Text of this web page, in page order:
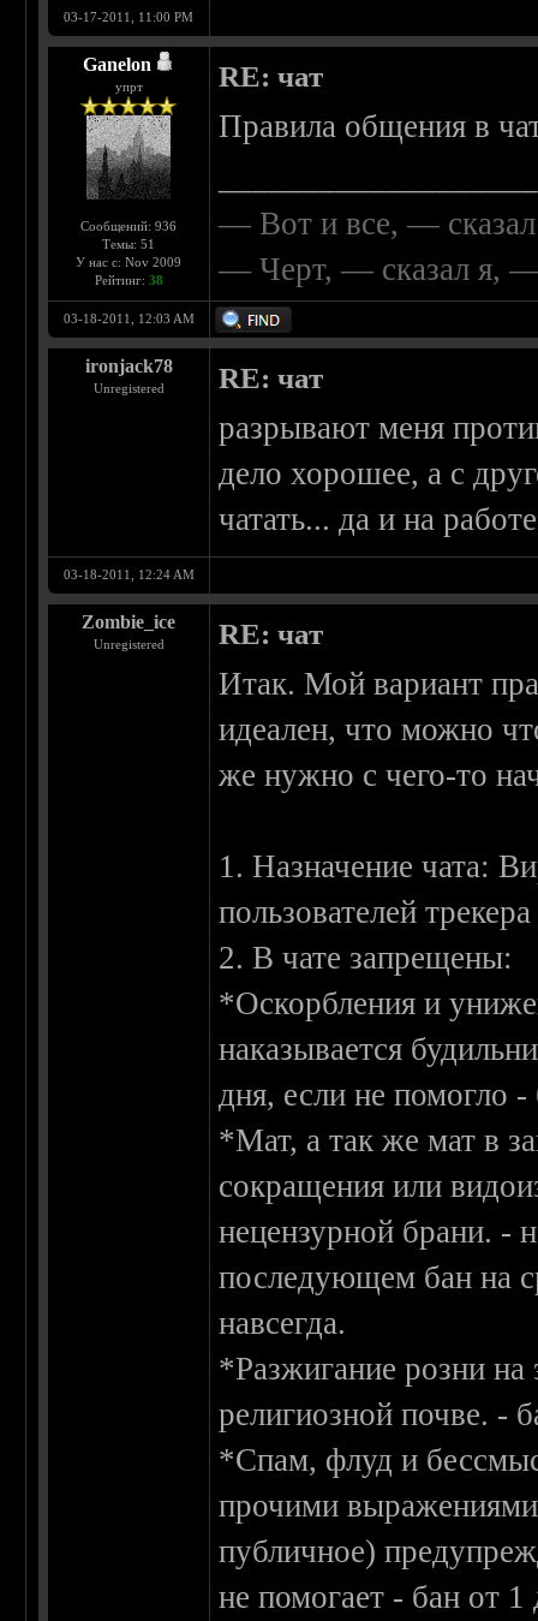
03-17-2011, 11:00 PM
Ganelon
упрт
Сообщений: 936
Темы: 51
У нас с: Nov 2009
Рейтинг: 38
RE: чат
Правила общения в
— Вот и все, —
— Черт, — сказал я, —
03-18-2011, 12:03 AM
ironjack78
Unregistered RE: чат
разрывают меня
дело хорошее, а с
чатать... да и на
03-18-2011, 12:24 AM
Zombie_ice
Unregistered RE: чат
Итак. Мой вариант
идеален, что можно
же нужно с чего-то
1. Назначение чата:
пользователей
2. В чате запрещены:
*Оскорбления и
наказывается
дня, если не помогло -
*Мат, а так же мат в
сокращения или
нецензурной брани. -
последующем бан на
навсегда.
*Разжигание розни на
религиозной почве. -
*Спам, флуд и
прочими
публичное)
не помогает - бан от 1